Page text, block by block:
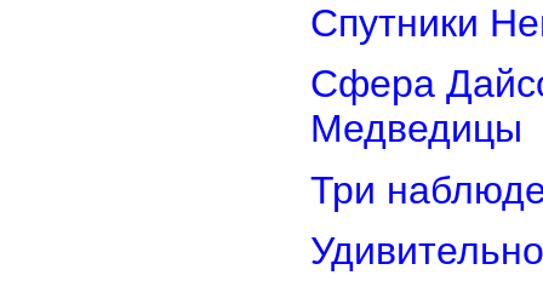
Спутники
Сфера
Медведицы
Три